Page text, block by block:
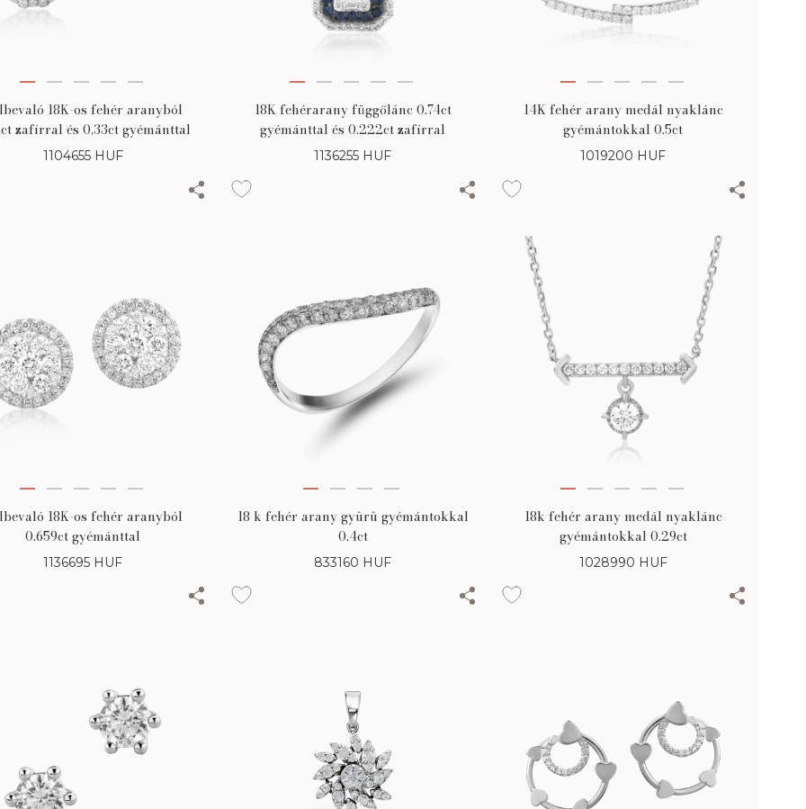
18K-os fehér aranyból
zafírral és 0,33ct gyémánttal
1104655 HUF
18K fehérarany függőlánc 0.74ct
gyémánttal és 0.222ct zafírral
1136255 HUF
14K fehér arany medál nyaklánc
gyémántokkal 0.5ct
1019200 HUF
18K-os fehér aranyból
0.659ct gyémánttal
1136695 HUF
18 k fehér arany gyûrû gyémántokkal
0.4ct
833160 HUF
18k fehér arany medál nyaklánc
gyémántokkal 0.29ct
1028990 HUF